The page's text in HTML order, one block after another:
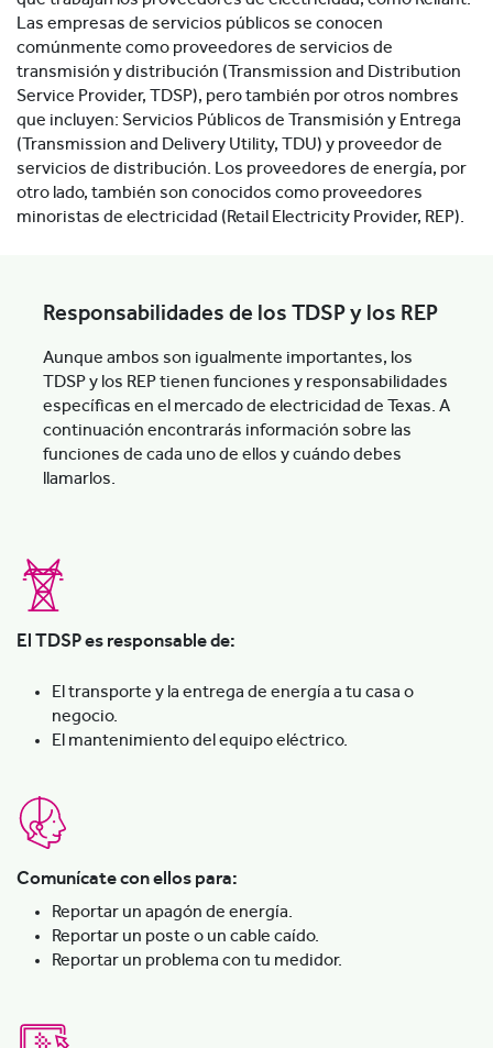
Las empresas de servicios públicos se conocen
comúnmente como proveedores de servicios de
transmisión y distribución (Transmission and Distribution
Service Provider, TDSP), pero también por otros nombres
que incluyen: Servicios Públicos de Transmisión y Entrega
(Transmission and Delivery Utility, TDU) y proveedor de
servicios de distribución. Los proveedores de energía, por
otro lado, también son conocidos como proveedores
minoristas de electricidad (Retail Electricity Provider, REP).
Responsabilidades de los TDSP y los REP
Aunque ambos son igualmente importantes, los
TDSP y los REP tienen funciones y responsabilidades
específicas en el mercado de electricidad de Texas. A
continuación encontrarás información sobre las
funciones de cada uno de ellos y cuándo debes
llamarlos.
El TDSP es responsable de:
El transporte y la entrega de energía a tu casa o
negocio.
El mantenimiento del equipo eléctrico.
Comunícate con ellos para:
Reportar un apagón de energía.
Reportar un poste o un cable caído.
Reportar un problema con tu medidor.